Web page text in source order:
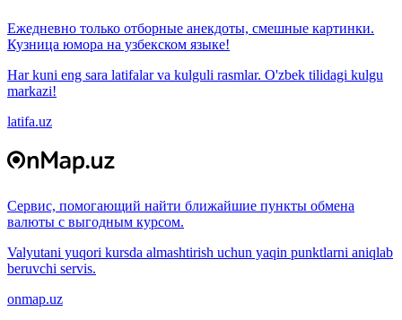
Ежедневно только отборные анекдоты, смешные картинки.
Кузница юмора на узбекском языке!
Har kuni eng sara latifalar va kulguli rasmlar. O'zbek tilidagi kulgu
markazi!
latifa.uz
Сервис, помогающий найти ближайшие пункты обмена
валюты с выгодным курсом.
Valyutani yuqori kursda almashtirish uchun yaqin punktlarni aniqlab
beruvchi servis.
onmap.uz